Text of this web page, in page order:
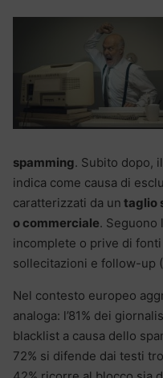
spamming. Subito dopo, il
indica come causa di
caratterizzati da un taglio
o commerciale. Seguono
incomplete o prive di
sollecitazioni e follow-up
Nel contesto europeo
analoga: l’81% dei
blacklist a causa dello
72% si difende dai testi